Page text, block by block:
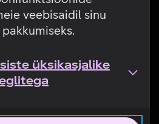
veebisaidil sinu
üksikasjalike